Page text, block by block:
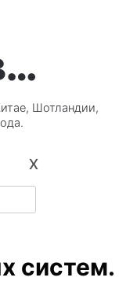
Шотландии,
X
систем.